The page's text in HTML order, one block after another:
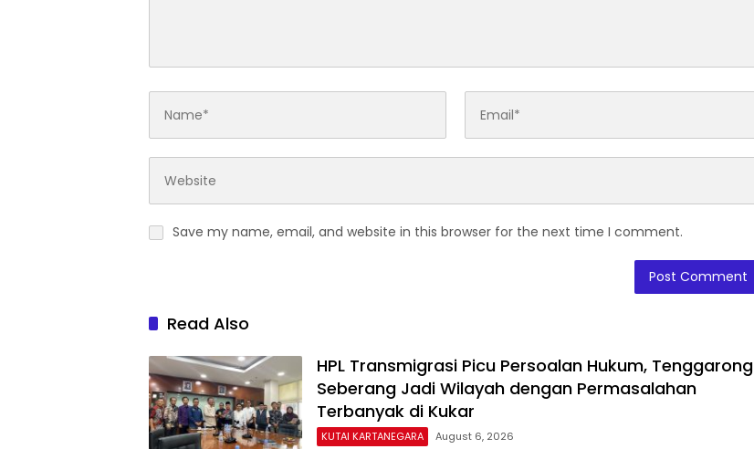
Save my name, email, and website in this browser for the next time I comment.
Read Also
HPL Transmigrasi Picu Persoalan Hukum, Tenggarong
Seberang Jadi Wilayah dengan Permasalahan
Terbanyak di Kukar
KUTAI KARTANEGARA August 6, 2026